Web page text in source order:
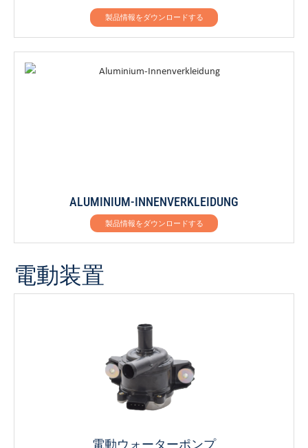
製品情報をダウンロードする
ALUMINIUM-INNENVERKLEIDUNG
製品情報をダウンロードする
電動装置
電動ウォーターポンプ